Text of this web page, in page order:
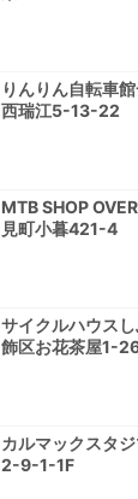
りんりん自転車
西瑞江5-13-22
MTB SHOP
見町小暮421-4
サイクルハウス
飾区お花茶屋1-
カルマックスタ
2-9-1-1F